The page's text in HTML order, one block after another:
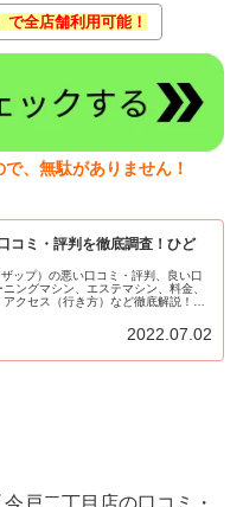
で全店舗利用可能！
、無駄がありません！
コミ・評判を徹底調査！ひど
ップ）の悪い口コミ・評判、良い口
ングマシン、エステマシン、料金、
クセス（行き方）など徹底解説！
込3,278円）と圧倒的にコスパがよ
入。
2022.07.02
戸二丁目店の口コミ・